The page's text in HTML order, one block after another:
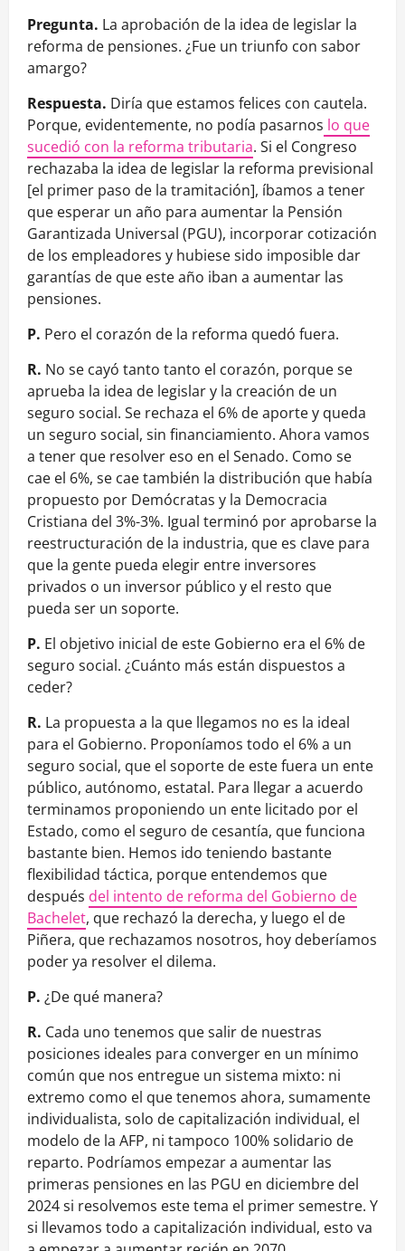
Pregunta. La aprobación de la idea de legislar la
reforma de pensiones. ¿Fue un triunfo con sabor
amargo?
Respuesta. Diría que estamos felices con cautela.
Porque, evidentemente, no podía pasarnos lo que
sucedió con la reforma tributaria. Si el Congreso
rechazaba la idea de legislar la reforma previsional
[el primer paso de la tramitación], íbamos a tener
que esperar un año para aumentar la Pensión
Garantizada Universal (PGU), incorporar cotización
de los empleadores y hubiese sido imposible dar
garantías de que este año iban a aumentar las
pensiones.
P. Pero el corazón de la reforma quedó fuera.
R. No se cayó tanto tanto el corazón, porque se
aprueba la idea de legislar y la creación de un
seguro social. Se rechaza el 6% de aporte y queda
un seguro social, sin financiamiento. Ahora vamos
a tener que resolver eso en el Senado. Como se
cae el 6%, se cae también la distribución que había
propuesto por Demócratas y la Democracia
Cristiana del 3%-3%. Igual terminó por aprobarse la
reestructuración de la industria, que es clave para
que la gente pueda elegir entre inversores
privados o un inversor público y el resto que
pueda ser un soporte.
P. El objetivo inicial de este Gobierno era el 6% de
seguro social. ¿Cuánto más están dispuestos a
ceder?
R. La propuesta a la que llegamos no es la ideal
para el Gobierno. Proponíamos todo el 6% a un
seguro social, que el soporte de este fuera un ente
público, autónomo, estatal. Para llegar a acuerdo
terminamos proponiendo un ente licitado por el
Estado, como el seguro de cesantía, que funciona
bastante bien. Hemos ido teniendo bastante
flexibilidad táctica, porque entendemos que
después del intento de reforma del Gobierno de
Bachelet, que rechazó la derecha, y luego el de
Piñera, que rechazamos nosotros, hoy deberíamos
poder ya resolver el dilema.
P. ¿De qué manera?
R. Cada uno tenemos que salir de nuestras
posiciones ideales para converger en un mínimo
común que nos entregue un sistema mixto: ni
extremo como el que tenemos ahora, sumamente
individualista, solo de capitalización individual, el
modelo de la AFP, ni tampoco 100% solidario de
reparto. Podríamos empezar a aumentar las
primeras pensiones en las PGU en diciembre del
2024 si resolvemos este tema el primer semestre. Y
si llevamos todo a capitalización individual, esto va